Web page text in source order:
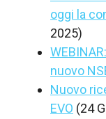
oggi la
2025)
nuovo
Nuovo
EVO (24